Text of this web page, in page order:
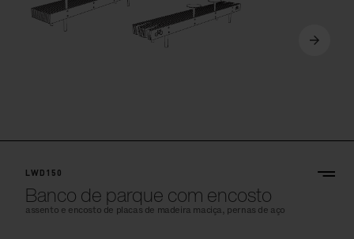
LWD150
Banco de parque com encosto
assento e encosto de placas de madeira maciça, pernas de aço